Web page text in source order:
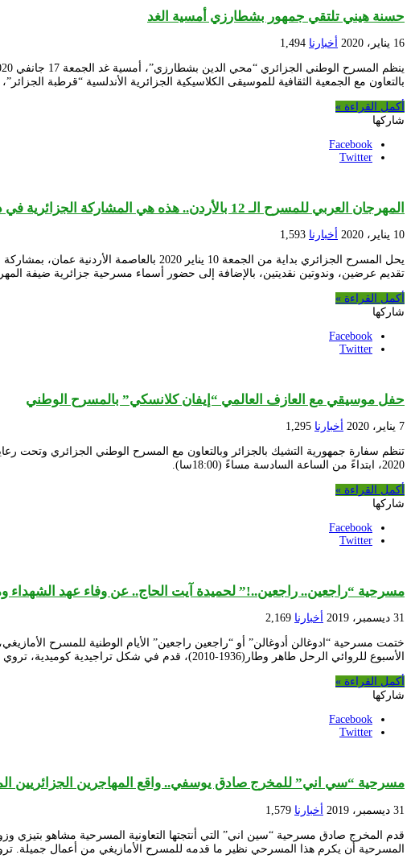
حسنة هيني تلتقي جمهور بشطارزي أمسية الغد
16 يناير، 2020 أخبارنا 1,494
بالتعاون مع الجمعية الثقافية للموسيقى الكلاسيكية الجزائرية الأندلسية “قرطبة
أكمل القراءة »
شاركها
Facebook
Twitter
المهرجان العربي للمسرح الـ 12 بالأردن.. هذه هي المشاركة الجزائرية في دورة عمان
10 يناير، 2020 أخبارنا 1,593
يحل المسرح الجزائري بداية من الجمعة 10
تقديم عرضين، وندوتين نقديتين، بالإضافة إلى حضور أسماء مسرحية جزائرية ضيفة
أكمل القراءة »
شاركها
Facebook
Twitter
حفل موسيقي مع العازف العالمي “إيفان كلانسكي” بالمسرح الوطني
7 يناير، 2020 أخبارنا 1,295
2020، ابتداءً من الساعة السادسة مساءً (18:00سا).
أكمل القراءة »
شاركها
Facebook
Twitter
مسرحية “راجعين.. راجعين..!” لحميدة آيت الحاج.. عن وفاء عهد الشهداء
31 ديسمبر، 2019 أخبارنا 2,169
الأسبوع للروائي الرحل طاهر وطار(1936-2010)، قدم في شكل تراجيدية كوميدية، تروي عن مرحلة ما بعد الاستقلال، وعن …
أكمل القراءة »
شاركها
Facebook
Twitter
مسرحية “سي اني” للمخرج صادق يوسفي.. واقع المهاجرين الجزائريين
31 ديسمبر، 2019 أخبارنا 1,579
قدم المخرج صادق مسرحية “سين اني” التي أنتجتها التعاونية المسرحية مشاهو
المسرحية أن يكرم هذا المسرحي نظير ما قدمه للمسرح الأمازيغي من أعمال جميلة.